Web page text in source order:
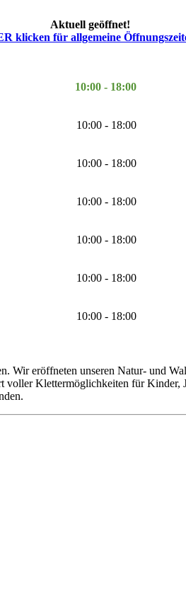
Aktuell geöffnet!
klicken für allgemeine
10:00 - 18:00
10:00 - 18:00
10:00 - 18:00
10:00 - 18:00
10:00 - 18:00
10:00 - 18:00
10:00 - 18:00
Wir eröffneten unseren Natur- und
Klettermöglichkeiten für